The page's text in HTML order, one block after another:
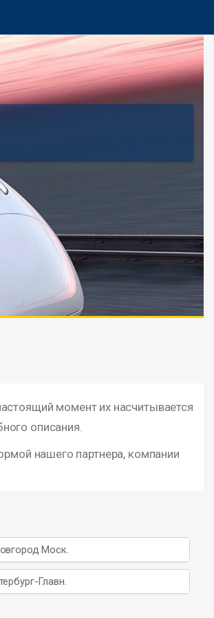
момент их насчитывается
описания.
нашего партнера, компании
Моск.
Главн.